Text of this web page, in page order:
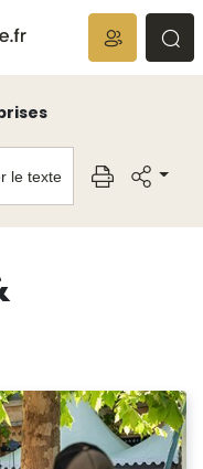
le texte